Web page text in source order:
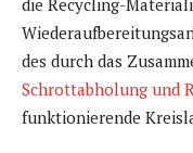
des durch das
Schrottabholung und
funktionierende